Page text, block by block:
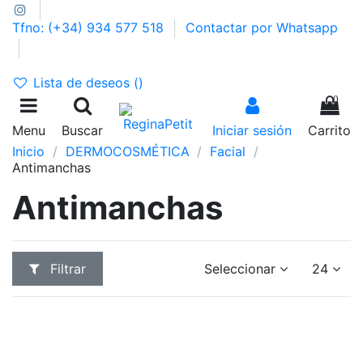
Tfno: (+34) 934 577 518 Contactar por Whatsapp
Lista de deseos ()
Menu Buscar Iniciar sesión
0
Carrito
Inicio
DERMOCOSMÉTICA
Facial
Antimanchas
Antimanchas
Filtrar Seleccionar 24